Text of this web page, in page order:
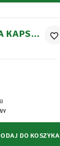
KAPSUŁ
favorite_border
DO KOSZYKA